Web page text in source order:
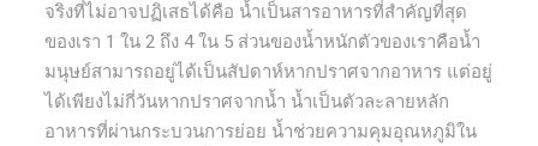
จริงที่ไม่อาจปฏิเสธได้คือ น้ำเป็นสารอาหารที่สำคัญที่สุด
ของเรา 1 ใน 2 ถึง 4 ใน 5 ส่วนของน้ำหนักตัวของเราคือน้ำ
มนุษย์สามารถอยู่ได้เป็นสัปดาห์หากปราศจากอาหาร แต่อยู่
ได้เพียงไม่กี่วันหากปราศจากน้ำ น้ำเป็นตัวละลายหลัก
อาหารที่ผ่านกระบวนการย่อย น้ำช่วยความคุมอุณหภูมิใน